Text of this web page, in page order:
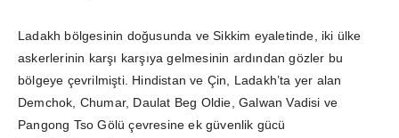
Ladakh bölgesinin doğusunda ve Sikkim eyaletinde, iki ülke
askerlerinin karşı karşıya gelmesinin ardından gözler bu
bölgeye çevrilmişti. Hindistan ve Çin, Ladakh’ta yer alan
Demchok, Chumar, Daulat Beg Oldie, Galwan Vadisi ve
Pangong Tso Gölü çevresine ek güvenlik gücü